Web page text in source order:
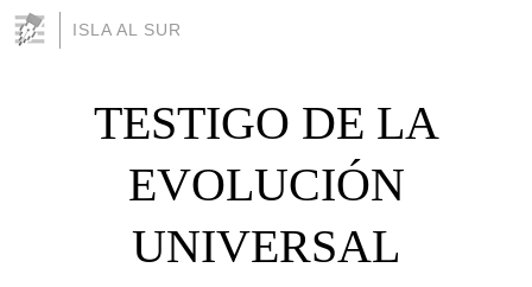
ISLA AL SUR
TESTIGO DE LA
EVOLUCIÓN
UNIVERSAL